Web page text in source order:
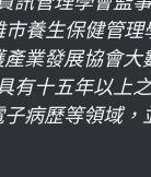
市養生保健管
業發展協會
有十五年以上
病歷等領域